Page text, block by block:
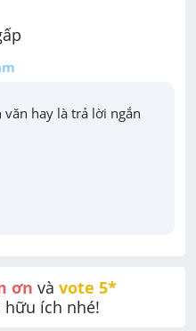
hay là trả lời ngắn
ơn và vote 5*
hữu ích nhé!